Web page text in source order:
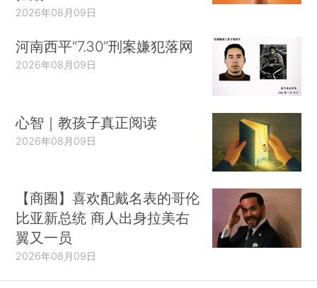
2026年08月09日
河南西平“7.30”刑案嫌犯落网
2026年08月09日
心智｜教孩子真正阅读
2026年08月09日
【商圈】喜欢配戴名表的哥伦
比亚新总统 商人出身拉美右
翼又一员
2026年08月09日